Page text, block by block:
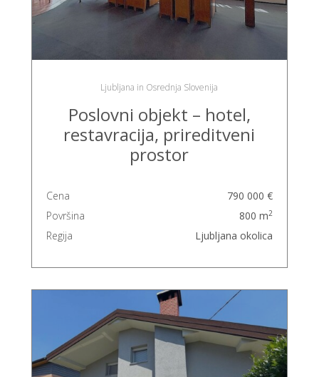
Ljubljana in Osrednja Slovenija
Poslovni objekt – hotel,
restavracija, prireditveni
prostor
Cena
790 000 €
Površina
800 m2
Regija Ljubljana okolica